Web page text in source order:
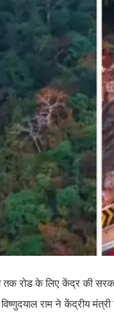
रोड के लिए केंद्र की
राम ने केंद्रीय